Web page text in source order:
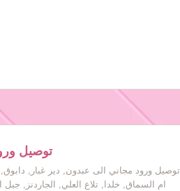
توصيل
توصيل ورود مجاني الى عبدون, دير غبار,
ام السماق, خلدا, تلاع العلي, الجاردنز,